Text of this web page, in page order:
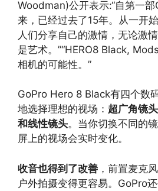
Woodman)公开表示:“自第一
来，已经过去了15年。从一开
人们分享自己的激情，无论激
是艺术。”“HERO8 Black,
相机的可能性。”
GoPro Hero 8 Black有四个数
地选择理想的视场： 超广角镜
和线性镜头。当你切换不同的
屏上的视场会实时变化。
收音也得到了改善 ，前置麦克
户外拍摄变得更容易。GoPro